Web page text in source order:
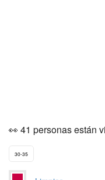
👀 41 personas están
30-35